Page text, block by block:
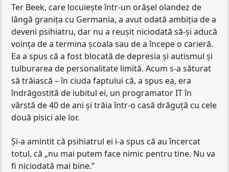
Ter Beek, care locuiește într-un orășel olandez de
lângă granița cu Germania, a avut odată ambiția de a
deveni psihiatru, dar nu a reușit niciodată să-și aducă
voința de a termina școala sau de a începe o carieră.
Ea a spus că a fost blocată de depresia și autismul și
tulburarea de personalitate limită. Acum s-a săturat
să trăiască – în ciuda faptului că, a spus ea, era
îndrăgostită de iubitul ei, un programator IT în
vârstă de 40 de ani și trăia într-o casă drăguță cu cele
două pisici ale lor.
Și-a amintit că psihiatrul ei i-a spus că au încercat
totul, că „nu mai putem face nimic pentru tine. Nu va
fi niciodată mai bine.”